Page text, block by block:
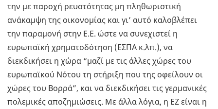
την με παροχή ρευστότητας μη πληθωριστική
ανάκαμψη της οικονομίας και γι’ αυτό καλοβλέπει
την παραμονή στην Ε.Ε. ώστε να συνεχιστεί η
ευρωπαϊκή χρηματοδότηση (ΕΣΠΑ κ.λπ.), να
διεκδικήσει η χώρα “μαζί με τις άλλες χώρες του
ευρωπαϊκού Νότου τη στήριξη που της οφείλουν οι
χώρες του Βορρά”, και να διεκδικήσει τις γερμανικές
πολεμικές αποζημιώσεις. Με άλλα λόγια, η ΕΖ είναι η